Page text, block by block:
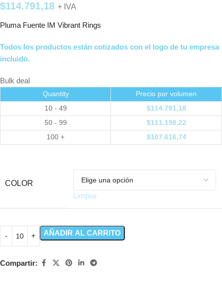
$114.791,18 + IVA
Pluma Fuente IM Vibrant Rings
Todos los productos están cotizados con el logo de tu empresa
incluido.
Bulk deal
Quantity
Precio por volumen
10 - 49
$114.791,18
50 - 99
$111.198,22
100 +
$107.616,74
COLOR
Limpiar
AÑADIR AL CARRITO
Compartir: